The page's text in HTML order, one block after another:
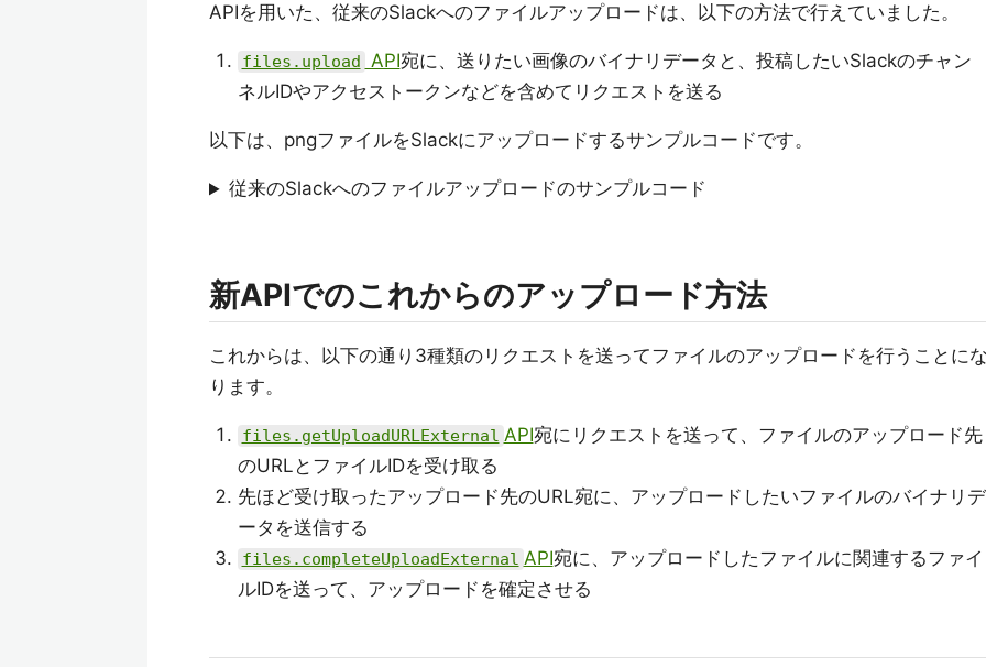
APIを用いた、従来のSlackへのファイルアップロードは、以下の方法で行えていました。
files.upload API宛に、送りたい画像のバイナリデータと、投稿したいSlackのチャン
ネルIDやアクセストークンなどを含めてリクエストを送る
以下は、pngファイルをSlackにアップロードするサンプルコードです。
従来のSlackへのファイルアップロードのサンプルコード
新APIでのこれからのアップロード方法
これからは、以下の通り3種類のリクエストを送ってファイルのアップロードを行うことに
ります。
files.getUploadURLExternal API宛にリクエストを送って、ファイルのアップロード先
のURLとファイルIDを受け取る
先ほど受け取ったアップロード先のURL宛に、アップロードしたいファイルのバイナリデ
ータを送信する
files.completeUploadExternal API宛に、アップロードしたファイルに関連するファイ
ルIDを送って、アップロードを確定させる